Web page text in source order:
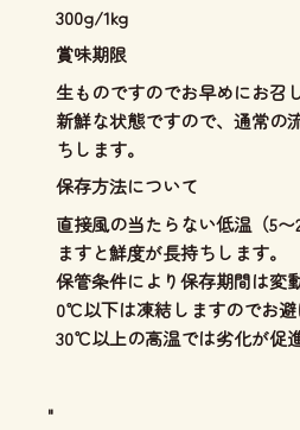
300g/1kg
賞味期限
生ものですのでお早めにお召
新鮮な状態ですので、通常の
ちします。
保存方法について
直接風の当たらない低温（5
ますと鮮度が長持ちします。
保管条件により保存期間は変
0℃以下は凍結しますのでお避
30℃以上の高温では劣化が促
"